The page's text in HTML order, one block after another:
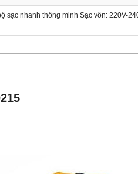
sạc nhanh thông minh Sạc vôn: 220V-